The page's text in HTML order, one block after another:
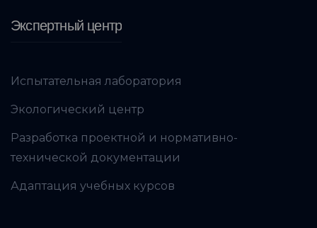
Экспертный центр
Испытательная лаборатория
Экологический центр
Разработка проектной и нормативно-
технической документации
Адаптация учебных курсов